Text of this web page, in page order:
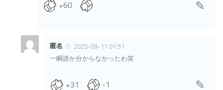
+60
匿名
2025-09-11 01:51
一瞬誰か分からなかったわ笑
+31 -1